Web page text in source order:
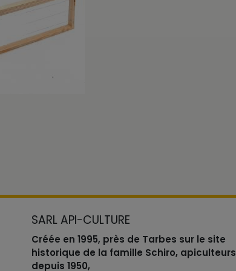
SARL API-CULTURE
Créée en 1995, près de Tarbes sur le site
historique de la famille Schiro, apiculteurs
depuis 1950,